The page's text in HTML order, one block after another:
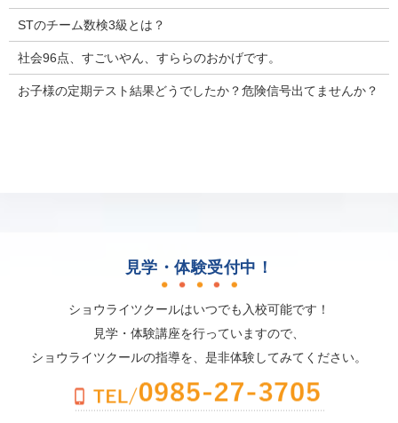
STのチーム数検3級とは？
社会96点、すごいやん、すららのおかげです。
お子様の定期テスト結果どうでしたか？危険信号出てませんか？
見学・体験受付中！
ショウライツクールはいつでも入校可能です！
見学・体験講座を行っていますので、
ショウライツクールの指導を、是非体験してみてください。